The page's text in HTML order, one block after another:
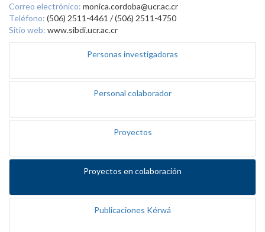
Correo electrónico: monica.cordoba@ucr.ac.cr
Teléfono: (506) 2511-4461 / (506) 2511-4750
Sitio web: www.sibdi.ucr.ac.cr
Personas investigadoras
Personal colaborador
Proyectos
Proyectos en colaboración
Publicaciones Kérwá